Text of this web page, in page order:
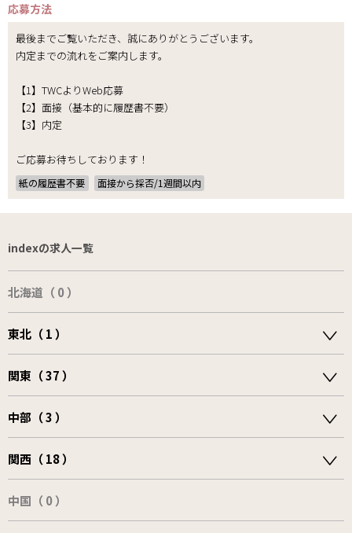
応募方法
最後までご覧いただき、誠にありがとうございます。
内定までの流れをご案内します。
【1】TWCよりWeb応募
【2】面接（基本的に履歴書不要）
【3】内定
ご応募お待ちしております！
紙の履歴書不要 面接から採否/1週間以内
indexの求人一覧
北海道（ 0 ）
東北（ 1 ）
関東（ 37 ）
中部（ 3 ）
関西（ 18 ）
中国（ 0 ）